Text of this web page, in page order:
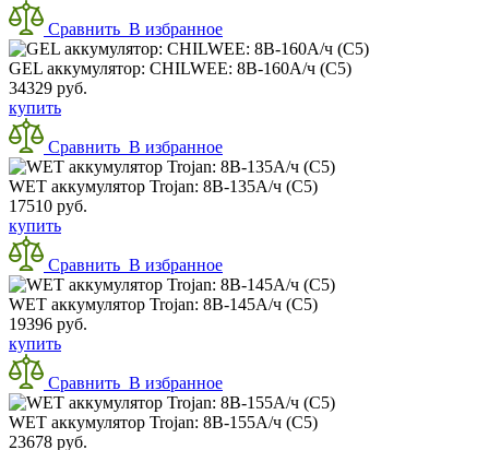
Сравнить В избранное
GEL аккумулятор: CHILWEE: 8В-160А/ч (С5)
34329 руб.
купить
Сравнить В избранное
WET аккумулятор Trojan: 8В-135А/ч (С5)
17510 руб.
купить
Сравнить В избранное
WET аккумулятор Trojan: 8В-145А/ч (С5)
19396 руб.
купить
Сравнить В избранное
WET аккумулятор Trojan: 8В-155А/ч (С5)
23678 руб.